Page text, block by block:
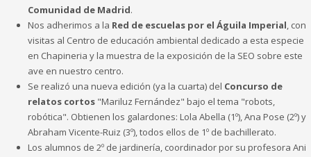
Comunidad de Madrid.
Nos adherimos a la Red de escuelas por el Águila Imperial , con
visitas al Centro de educación ambiental dedicado a esta especie
en Chapineria y la muestra de la exposición de la SEO sobre este
ave en nuestro centro.
Se realizó una nueva edición (ya la cuarta) del Concurso de
relatos cortos "Mariluz Fernández" bajo el tema "robots,
robótica". Obtienen los galardones: Lola Abella (1º), Ana Pose (2º) y
Abraham Vicente-Ruiz (3º), todos ellos de 1º de bachillerato.
Los alumnos de 2º de jardinería, coordinador por su profesora Ani